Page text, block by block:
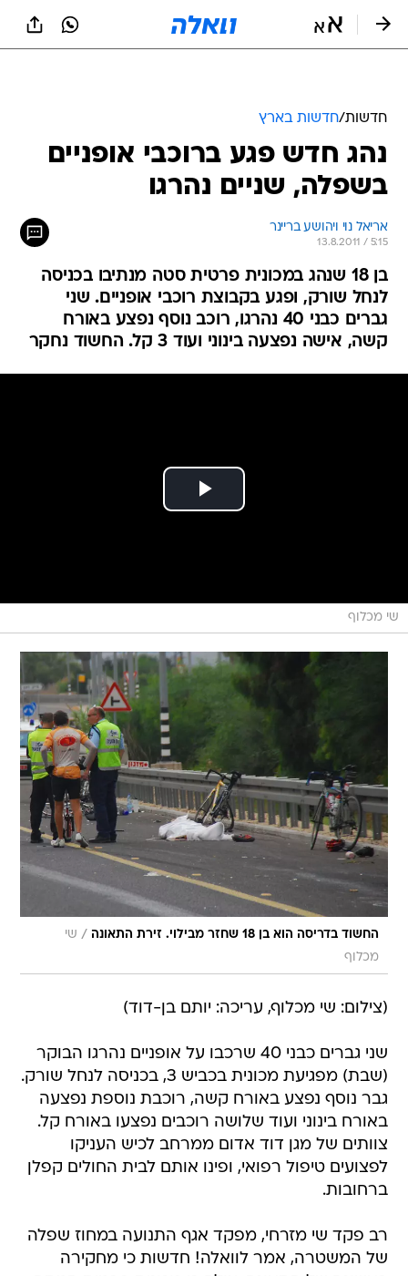
חדשות/חדשות בארץ
נהג חדש פגע ברוכבי אופניים
בשפלה, שניים נהרגו
אריאל נוי ויהושע בריינר
13.8.2011 / 5:15
בן 18 שנהג במכונית פרטית סטה מנתיבו בכניסה
לנחל שורק, ופגע בקבוצת רוכבי אופניים. שני
גברים כבני 40 נהרגו, רוכב נוסף נפצע באורח
קשה, אישה נפצעה בינוני ועוד 3 קל. החשוד נחקר
שי מכלוף
החשוד בדריסה הוא בן 18 שחזר מבילוי. זירת התאונה / שי
מכלוף
(צילום: שי מכלוף, עריכה: יותם בן-דוד)
שני גברים כבני 40 שרכבו על אופניים נהרגו הבוקר
(שבת) מפגיעת מכונית בכביש 3, בכניסה לנחל שורק.
גבר נוסף נפצע באורח קשה, רוכבת נוספת נפצעה
באורח בינוני ועוד שלושה רוכבים נפצעו באורח קל.
צוותים של מגן דוד אדום ממרחב לכיש העניקו
לפצועים טיפול רפואי, ופינו אותם לבית החולים קפלן
ברחובות.
רב פקד שי מזרחי, מפקד אגף התנועה במחוז שפלה
של המשטרה, אמר לוואלה! חדשות כי מחקירה